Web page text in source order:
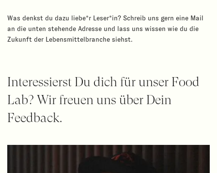
Was denkst du dazu liebe*r Leser*in? Schreib uns gern eine Mail
an die unten stehende Adresse und lass uns wissen wie du die
Zukunft der Lebensmittelbranche siehst.
Interessierst Du dich für unser Food
Lab? Wir freuen uns über Dein
Feedback.